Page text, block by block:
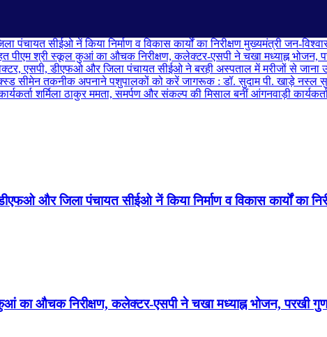
मुख्यमंत्री जन-
नस्ल
ममता, समर्पण और संकल्प की मिसाल बनीं आंगनवाड़ी कार्यकर्ता
और जिला पंचायत सीईओ नें किया निर्माण व विकास कार्यों का
का औचक निरीक्षण, कलेक्टर-एसपी ने चखा मध्याह्न भोजन, परखी